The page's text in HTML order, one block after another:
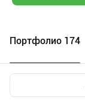
Портфолио 174